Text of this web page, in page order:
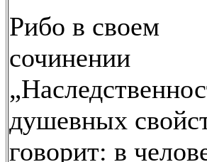
Рибо в своем
сочинении
душевных
говорит: в